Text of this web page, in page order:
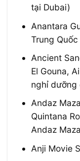
tại Dubai)
Anantara
Trung
Ancient
El Gouna,
nghỉ dưỡng
Andaz
Quintana
Andaz
Anji Movie